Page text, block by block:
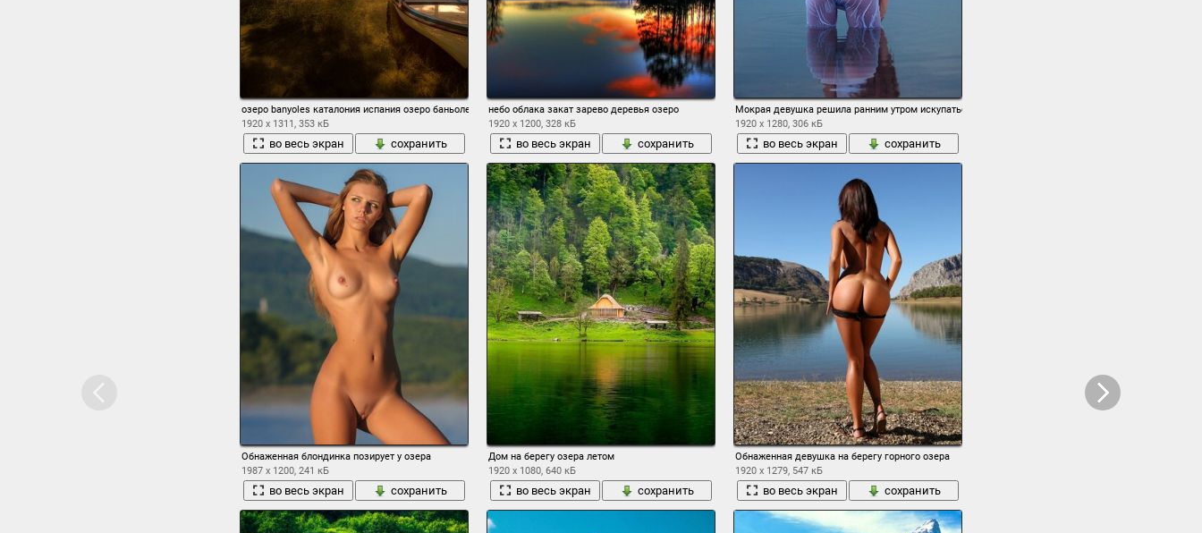
озеро banyoles каталония испания озеро баньолес закат лодка озеро горы
1920 x 1311, 353 кБ
во весь экран сохранить
небо облака закат зарево деревья озеро
1920 x 1200, 328 кБ
во весь экран сохранить
Мокрая девушка решила ранним утром искупаться в озере голенькой
1920 x 1280, 306 кБ
во весь экран сохранить
Обнаженная блондинка позирует у озера
1987 x 1200, 241 кБ
во весь экран сохранить
Дом на берегу озера летом
1920 x 1080, 640 кБ
во весь экран сохранить
Обнаженная девушка на берегу горного озера
1920 x 1279, 547 кБ
во весь экран сохранить